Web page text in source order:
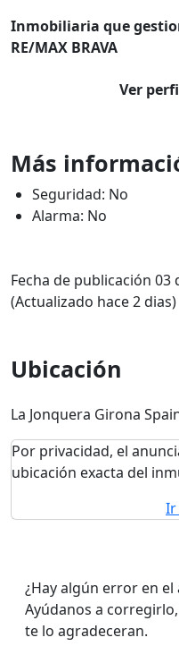
Inmobiliaria que
RE/MAX BRAVA
Ver
Más
Seguridad: No
Alarma: No
Fecha de publicación 03
(Actualizado hace 2 dias)
Ubicación
La Jonquera Girona
Por privacidad, el
ubicación exacta del
Ir
¿Hay algún error en el
Ayúdanos a
te lo agradeceran.